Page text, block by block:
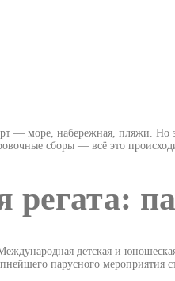
— море, набережная, пляжи. Но
сборы — всё это
регата:
детская и
парусного мероприятия